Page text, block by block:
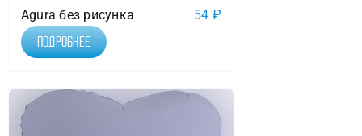
Agura без рисунка 54 ₽
Подробнее